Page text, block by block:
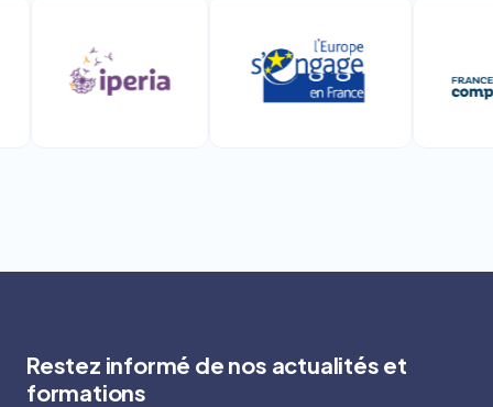
Restez informé de nos actualités et
formations